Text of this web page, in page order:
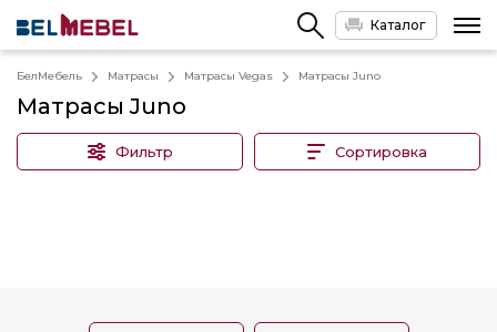
Каталог
БелМебель Матрасы Матрасы Vegas Матрасы Juno
Матрасы Juno
Фильтр Сортировка